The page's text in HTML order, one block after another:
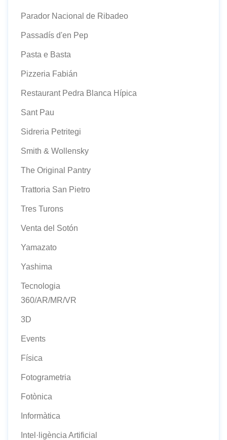
Parador Nacional de Ribadeo
Passadís d'en Pep
Pasta e Basta
Pizzeria Fabián
Restaurant Pedra Blanca Hípica
Sant Pau
Sidreria Petritegi
Smith & Wollensky
The Original Pantry
Trattoria San Pietro
Tres Turons
Venta del Sotón
Yamazato
Yashima
Tecnologia
360/AR/MR/VR
3D
Events
Física
Fotogrametria
Fotònica
Informàtica
Intel·ligència Artificial